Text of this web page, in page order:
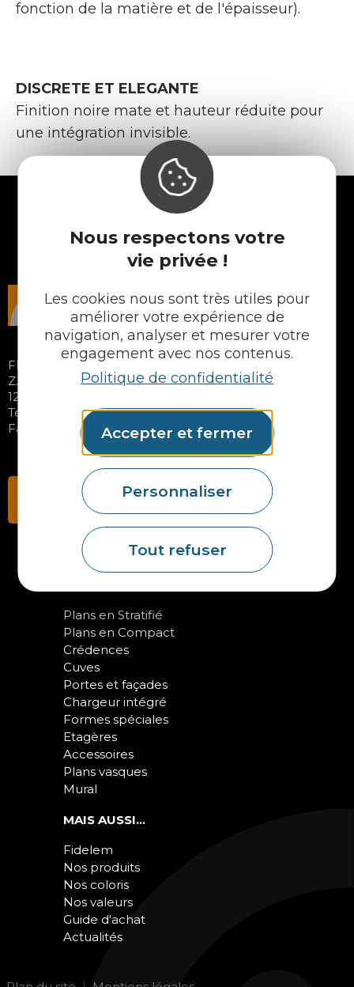
Nous respectons votre
vie privée !
Les cookies nous sont très utiles pour
améliorer votre expérience de
navigation, analyser et mesurer votre
engagement avec nos contenus.
Politique de confidentialité
Accepter et fermer
Personnaliser
Tout refuser
fonction de la matière et de l'épaisseur).
DISCRETE ET ELEGANTE
Finition noire mate et hauteur réduite pour
une intégration invisible.
FIDELEM S.A.S
Z.A. les Calsades – 11 avenue de Combecrozes
12340 BOZOULS – FRANCE
Tél. 05 65 48 89 70
Fax : 05 65 48 37 65
Contactez-nous
Plans en Stratifié
Plans en Compact
Crédences
Cuves
Portes et façades
Chargeur intégré
Formes spéciales
Etagères
Accessoires
Plans vasques
Mural
MAIS AUSSI...
Fidelem
Nos produits
Nos coloris
Nos valeurs
Guide d'achat
Actualités